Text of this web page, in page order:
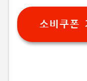
소비쿠폰